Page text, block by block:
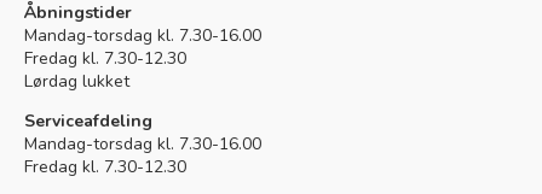
Åbningstider
Mandag-torsdag kl. 7.30-16.00
Fredag kl. 7.30-12.30
Lørdag lukket
Serviceafdeling
Mandag-torsdag kl. 7.30-16.00
Fredag kl. 7.30-12.30